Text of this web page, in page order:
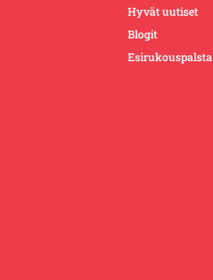
Hyvät uutiset
Blogit
Esirukouspalsta